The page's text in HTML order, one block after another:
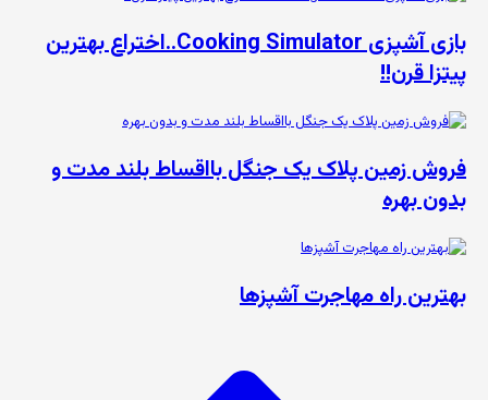
بازی آشپزی Cooking Simulator..اختراع بهترین
پیتزا قرن!!
فروش زمین پلاک یک جنگل بااقساط بلند مدت و
بدون بهره
بهترین راه مهاجرت آشپزها